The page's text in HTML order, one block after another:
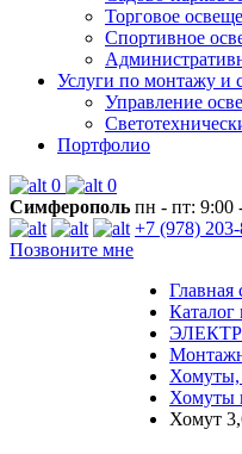
Торговое
Спортивное
Услуги по монтажу и
Управление
Портфолио
0
0
Симферополь пн - пт: 9:00
+7 (978)
Позвоните мне
Главная
Каталог
Хомуты,
Хомуты
Хомут